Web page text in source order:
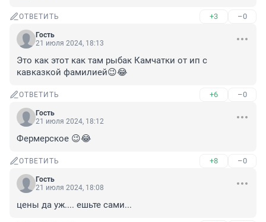
ОТВЕТИТЬ +3 –0
Гость
21 июля 2024, 18:13
Это как этот как там рыбак Камчатки от ип с
кавказкой фамилией😉😂
ОТВЕТИТЬ +6 –0
Гость
21 июля 2024, 18:12
Фермерское 😉😂
ОТВЕТИТЬ +8 –0
Гость
21 июля 2024, 18:08
цены да уж.... ешьте сами...